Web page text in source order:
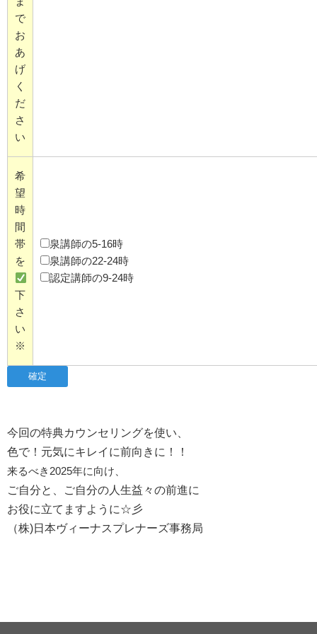
で
お
あ
げ
く
だ
さ
い
希
望
時
間
帯
を
下
さ
い
※
泉講師の5-16時
泉講師の22-24時
認定講師の9-24時
今回の特典カウンセリングを使い、
色で！元気にキレイに前向きに！！
来るべき2025年に向け、
ご自分と、ご自分の人生益々の前進に
お役に立てますように☆彡
（株)日本ヴィーナスプレナーズ事務局